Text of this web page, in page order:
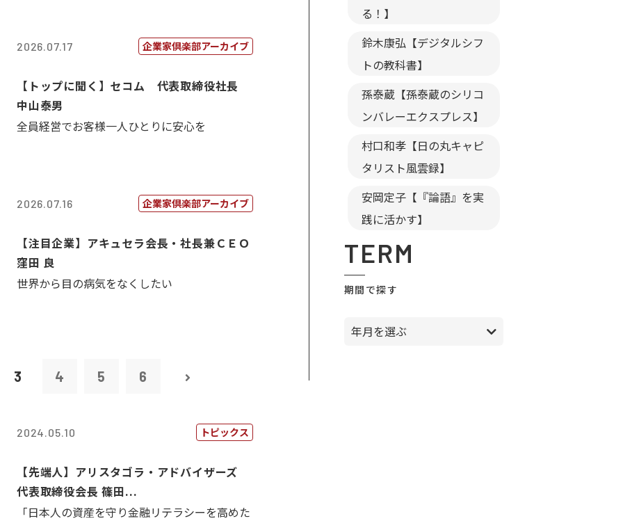
2026.07.17 企業家倶楽部アーカイブ
【トップに聞く】セコム 代表取締役社長
中山泰男
全員経営でお客様一人ひとりに安心を
2026.07.16 企業家倶楽部アーカイブ
【注目企業】アキュセラ会長・社長兼ＣＥＯ
窪田 良
世界から目の病気をなくしたい
3 4 5 6
2024.05.10 トピックス
【先端人】アリスタゴラ・アドバイザーズ
代表取締役会長 篠田...
「日本人の資産を守り金融リテラシーを高めた
る！】
鈴木康弘【デジタルシフ
トの教科書】
孫泰蔵【孫泰蔵のシリコ
ンバレーエクスプレス】
村口和孝【日の丸キャピ
タリスト風雲録】
安岡定子【『論語』を実
践に活かす】
TERM
期間で探す
年月を選ぶ